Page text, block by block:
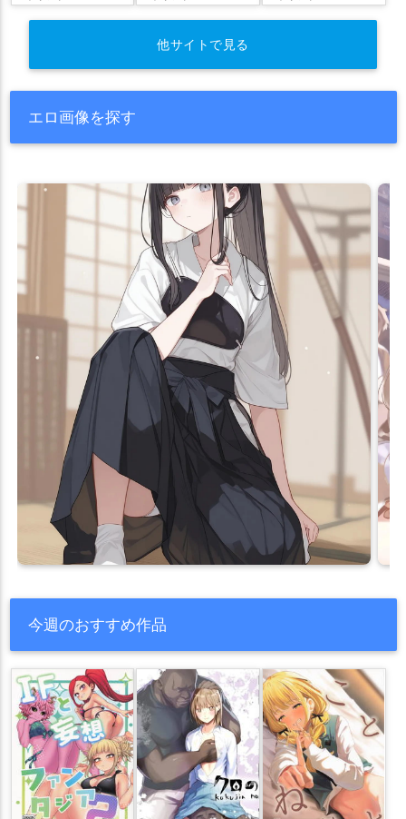
他サイトで見る
エロ画像を探す
今週のおすすめ作品